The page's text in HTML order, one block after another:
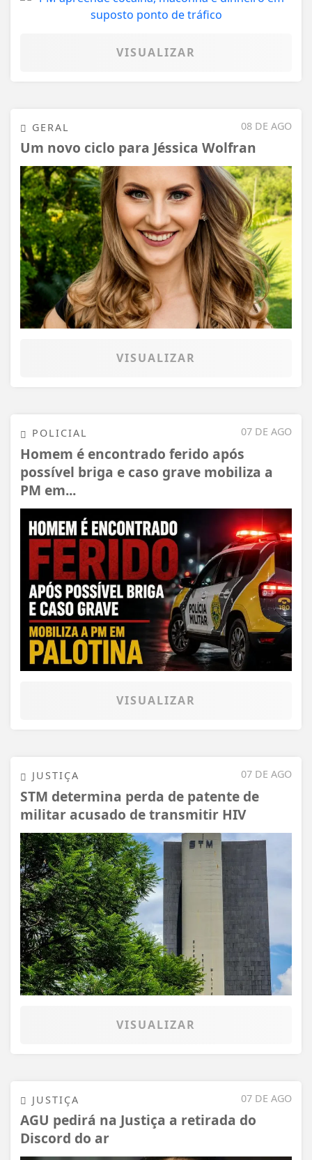
VISUALIZAR
08 DE AGO
GERAL
Um novo ciclo para Jéssica Wolfran
VISUALIZAR
07 DE AGO
POLICIAL
Homem é encontrado ferido após
possível briga e caso grave mobiliza a
PM em...
VISUALIZAR
07 DE AGO
JUSTIÇA
STM determina perda de patente de
militar acusado de transmitir HIV
VISUALIZAR
07 DE AGO
JUSTIÇA
AGU pedirá na Justiça a retirada do
Discord do ar